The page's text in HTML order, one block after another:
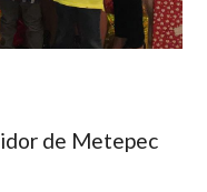
de Metepec